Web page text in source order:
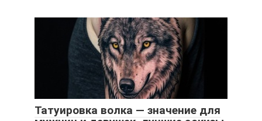
Татуировка волка — значение для